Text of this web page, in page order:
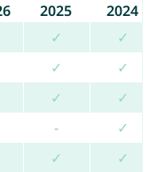
2025
2024
✓
✓
✓
✓
✓
✓
-
✓
✓
✓